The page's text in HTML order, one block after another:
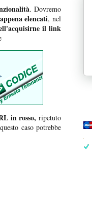
. Dovremo
elencati, nel
il link
in rosso, ripetuto
caso potrebbe